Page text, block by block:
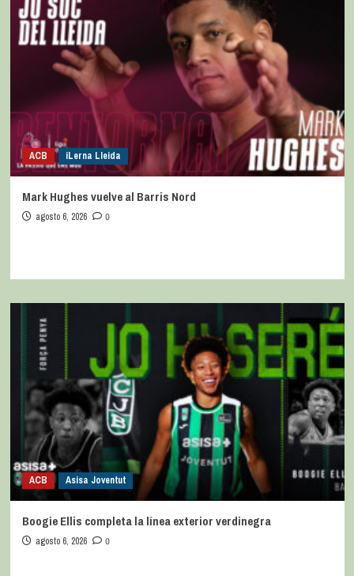
ACB iLerna Lleida
Mark Hughes vuelve al Barris Nord
agosto 6, 2026 0
ACB Asisa Joventut
Boogie Ellis completa la línea exterior verdinegra
agosto 6, 2026 0